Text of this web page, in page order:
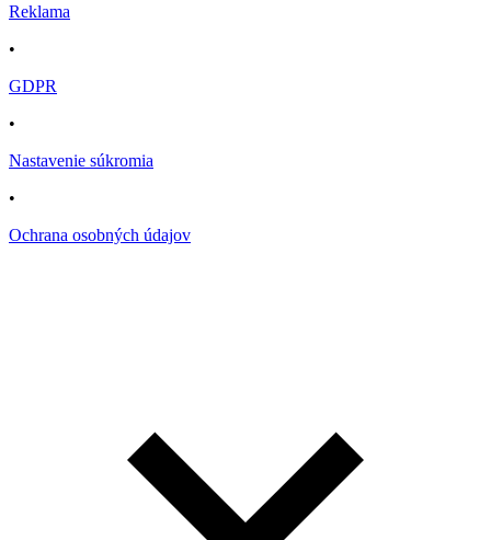
Reklama
•
GDPR
•
Nastavenie súkromia
•
Ochrana osobných údajov